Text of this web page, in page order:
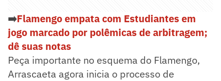
➡️Flamengo empata com Estudiantes em
jogo marcado por polêmicas de arbitragem;
dê suas notas
Peça importante no esquema do Flamengo,
Arrascaeta agora inicia o processo de